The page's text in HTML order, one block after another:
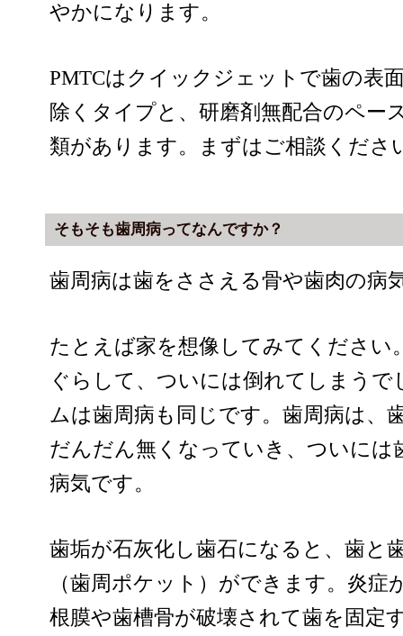
やかになります。
PMTCはクイックジェットで歯の表
除くタイプと、研磨剤無配合のペー
類があります。まずはご相談くださ
そもそも歯周病ってなんですか？
歯周病は歯をささえる骨や歯肉の病
たとえば家を想像してみてください
ぐらして、ついには倒れてしまう
ムは歯周病も同じです。歯周病は、
だんだん無くなっていき、ついには
病気です。
歯垢が石灰化し歯石になると、歯と
（歯周ポケット）ができます。炎症
根膜や歯槽骨が破壊されて歯を固定